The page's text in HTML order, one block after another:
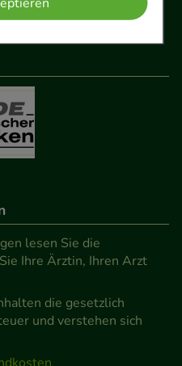
genutzt um das
zu gestalten,
des
an bevorzugte
ermöglichen es uns
Inhalte
lassen sich
Weise der Nutzung
mit deren Hilfe wir
optimieren können,
aber auch die
relevant für Sie
lesen Sie die
Ihre Ärztin, Ihren Arzt
die gesetzlich
und verstehen sich